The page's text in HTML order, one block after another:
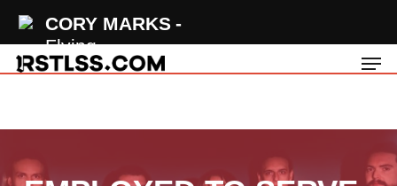
CORY MARKS
Flying
main